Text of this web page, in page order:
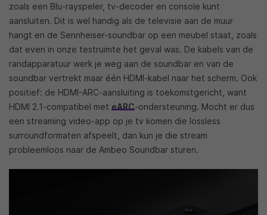
zoals een Blu-rayspeler, tv-decoder en console kunt
aansluiten. Dit is wel handig als de televisie aan de muur
hangt en de Sennheiser-soundbar op een meubel staat, zoals
dat even in onze testruimte het geval was. De kabels van de
randapparatuur werk je weg aan de soundbar en van de
soundbar vertrekt maar één HDMI-kabel naar het scherm. Ook
positief: de HDMI-ARC-aansluiting is toekomstgericht, want
HDMI 2.1-compatibel met eARC-ondersteuning. Mocht er dus
een streaming video-app op je tv komen die lossless
surroundformaten afspeelt, dan kun je die stream
probleemloos naar de Ambeo Soundbar sturen.